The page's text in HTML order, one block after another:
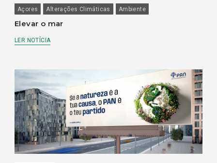
Açores Alterações Climáticas Ambiente
Elevar o mar
LER NOTÍCIA